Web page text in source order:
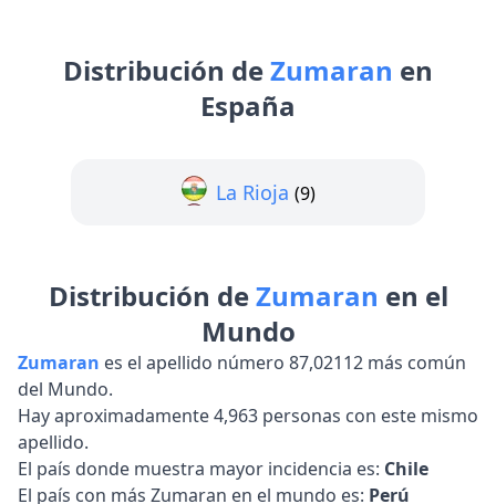
Distribución deZumaran en
España
La Rioja (9)
Distribución deZumaran en el
Mundo
Zumaran es el apellido número 87,02112 más común
del Mundo.
Hay aproximadamente 4,963 personas con este mismo
apellido.
El país donde muestra mayor incidencia es: Chile
El país con más Zumaran en el mundo es: Perú